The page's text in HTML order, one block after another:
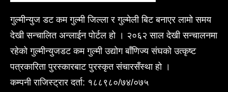
गुल्मीन्युज डट कम गुल्मी जिल्ला र गुल्मेली बिट बनाएर लामो समय
देखी सन्चालित अन्लाईन पोर्टल हो । २०६२ साल देखी सन्चालनमा
रहेको गुल्मीन्युजडट कम गुल्मी उद्योग बाँणिज्य संघको उत्कृष्ट
पत्रकारिता पुरस्कारबाट पुरस्कृत संचारसँस्था हो ।
कम्पनी राजिस्ट्रार दर्ता: १८८९८०/७४/०७५